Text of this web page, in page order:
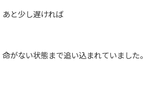
あと少し遅ければ
命がない状態まで追い込まれていました。